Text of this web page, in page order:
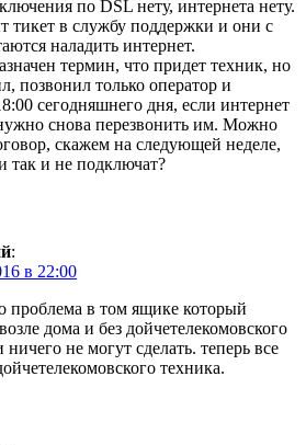
по DSL нету, интернета нету.
тикет в службу поддержки и они с
наладить интернет.
термин, что придет техник, но
позвонил только оператор и
сегодняшнего дня, если интернет
снова перезвонить им. Можно
скажем на следующей неделе,
так и не подключат?
:
в 22:00
проблема в том ящике который
дома и без дойчетелекомовского
ничего не могут сделать. теперь все
техника.